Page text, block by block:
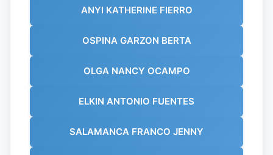
ANYI KATHERINE FIERRO
OSPINA GARZON BERTA
OLGA NANCY OCAMPO
ELKIN ANTONIO FUENTES
SALAMANCA FRANCO JENNY